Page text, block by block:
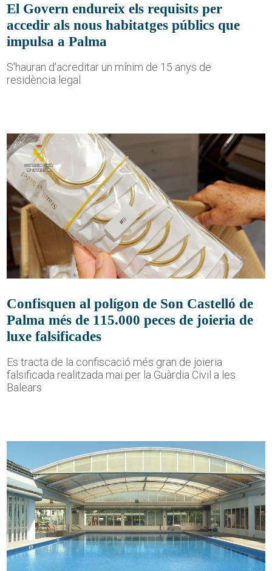
El Govern endureix els requisits per
accedir als nous habitatges públics que
impulsa a Palma
S'hauran d'acreditar un mínim de 15 anys de
residència legal
Confisquen al polígon de Son Castelló de
Palma més de 115.000 peces de joieria de
luxe falsificades
Es tracta de la confiscació més gran de joieria
falsificada realitzada mai per la Guàrdia Civil a les
Balears